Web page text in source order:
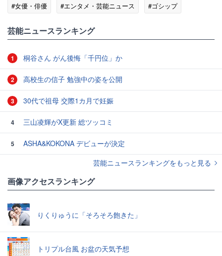
#女優・俳優
#エンタメ・芸能ニュース #ゴシップ
芸能ニュースランキング
1 桐谷さん がん後悔「千円位」か
2 高校生の信子 勉強中の姿を公開
3 30代で祖母 交際1カ月で妊娠
4 三山凌輝がX更新 総ツッコミ
5
ASHA&KOKONA デビューが決定
芸能ニュースランキングをもっと見る
画像アクセスランキング
りくりゅうに「そろそろ飽きた」
トリプル台風 お盆の天気予想